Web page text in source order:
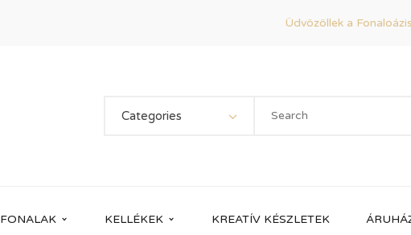
Üdvözöllek a
Categories
FONALAK KELLÉKEK KREATÍV KÉSZLETEK